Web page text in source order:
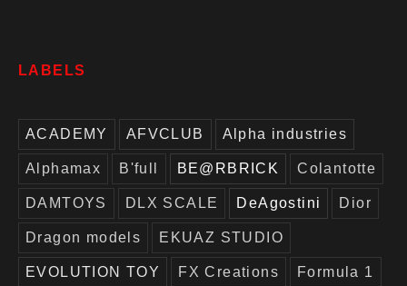
LABELS
ACADEMY AFVCLUB Alpha industries
Alphamax B'full BE@RBRICK Colantotte
DAMTOYS DLX SCALE DeAgostini Dior
Dragon models EKUAZ STUDIO
EVOLUTION TOY FX Creations Formula 1